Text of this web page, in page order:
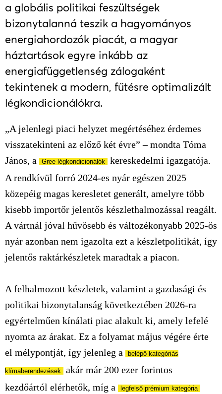
a globális politikai feszültségek
bizonytalanná teszik a hagyományos
energiahordozók piacát, a magyar
háztartások egyre inkább az
energiafüggetlenség zálogaként
tekintenek a modern, fűtésre optimalizált
légkondicionálókra.
„A jelenlegi piaci helyzet megértéséhez érdemes
visszatekinteni az előző két évre” – mondta Tóma
János, a
Gree légkondicionálók
kereskedelmi igazgatója.
A rendkívül forró 2024-es nyár egészen 2025
közepéig magas keresletet generált, amelyre több
kisebb importőr jelentős készlethalmozással reagált.
A vártnál jóval hűvösebb és változékonyabb 2025-ös
nyár azonban nem igazolta ezt a készletpolitikát, így
jelentős raktárkészletek maradtak a piacon.
A felhalmozott készletek, valamint a gazdasági és
politikai bizonytalanság következtében 2026-ra
egyértelműen kínálati piac alakult ki, amely lefelé
nyomta az árakat. Ez a folyamat május végére érte
el mélypontját, így jelenleg a belépő kategóriás
klímaberendezések akár már 200 ezer forintos
kezdőártól elérhetők, míg a legfelső prémium kategória